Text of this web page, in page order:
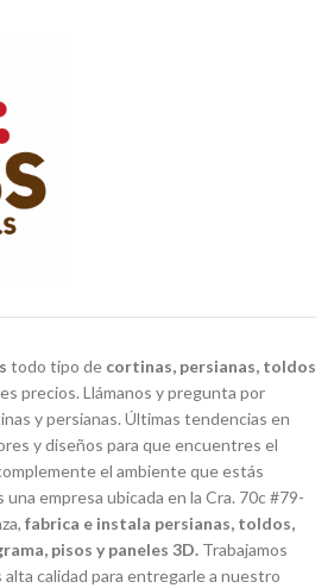
todo tipo de cortinas, persianas, toldos
precios. Llámanos y pregunta por
y persianas. Últimas tendencias en
y diseños para que encuentres el
el ambiente que estás
una empresa ubicada en la Cra. 70c #79-
fabrica e instala persianas, toldos,
pisos y paneles 3D. Trabajamos
calidad para entregarle a nuestro